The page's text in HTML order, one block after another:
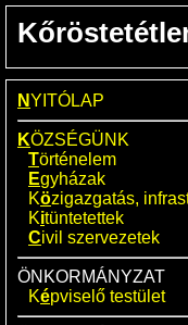
NYITÓLAP
KÖZSÉGÜNK
Történelem
Egyházak
Közigazgatás,
Kitüntetettek
Civil szervezetek
ÖNKORMÁNYZAT
Képviselő testület